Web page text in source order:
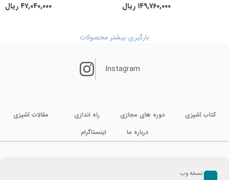
۱۴۹,۷۶۰,۰۰۰ ریال ۴۷,۰۴۰,۰۰۰ریال
بارگیری بیشتر محصولات
Instagram
کتاب آشپزی دوره های مجازی راه اندازی
مقالات آشپزی
درباره ما
اینستاگرام
نسخه وب